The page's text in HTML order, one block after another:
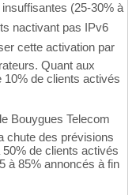
insuffisantes (25-30% à
nactivant pas IPv6
cette activation par
Quant aux
de clients activés
Bouygues Telecom
chute des prévisions
de clients activés
à 85% annoncés à fin